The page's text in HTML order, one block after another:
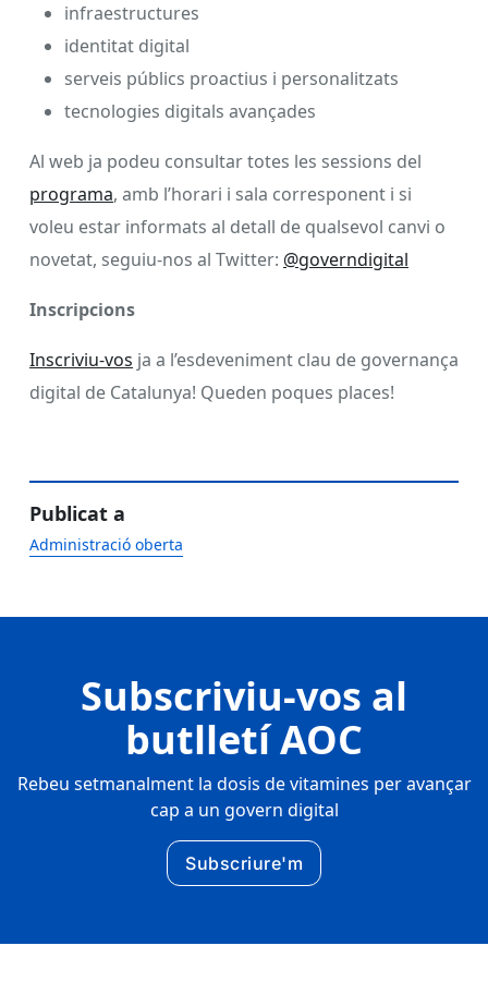
infraestructures
identitat digital
serveis públics proactius i personalitzats
tecnologies digitals avançades
Al web ja podeu consultar totes les sessions del
programa, amb l’horari i sala corresponent i si
voleu estar informats al detall de qualsevol canvi o
novetat, seguiu-nos al Twitter: @governdigital
Inscripcions
Inscriviu-vos ja a l’esdeveniment clau de governança
digital de Catalunya! Queden poques places!
Publicat a
Administració oberta
Subscriviu-vos al
butlletí AOC
Rebeu setmanalment la dosis de vitamines per avançar
cap a un govern digital
Subscriure'm